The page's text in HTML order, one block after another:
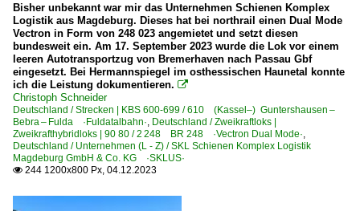
Bisher unbekannt war mir das Unternehmen Schienen Komplex
Logistik aus Magdeburg. Dieses hat bei northrail einen Dual Mode
Vectron in Form von 248 023 angemietet und setzt diesen
bundesweit ein. Am 17. September 2023 wurde die Lok vor einem
leeren Autotransportzug von Bremerhaven nach Passau Gbf
eingesetzt. Bei Hermannspiegel im osthessischen Haunetal konnte
ich die Leistung dokumentieren. 
Christoph Schneider
Deutschland / Strecken | KBS 600-699 / 610 (Kassel–) Guntershausen –
Bebra – Fulda ·Fuldatalbahn·, Deutschland / Zweikraftloks |
Zweikrafthybridloks | 90 80 / 2 248 BR 248 ·Vectron Dual Mode·,
Deutschland / Unternehmen (L - Z) / SKL Schienen Komplex Logistik
Magdeburg GmbH & Co. KG ·SKLUS·
 244 1200x800 Px, 04.12.2023